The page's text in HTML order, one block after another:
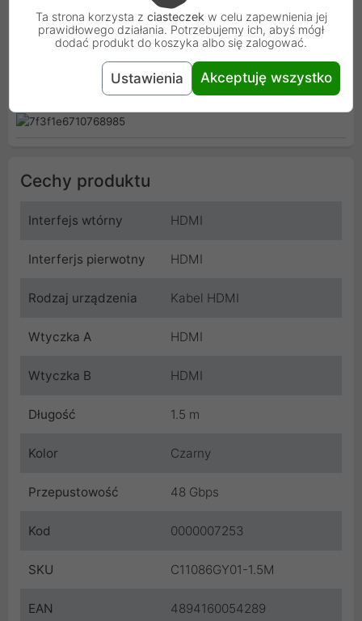
dynamiczne sceny są wyświetlane płynnie dzięki wysokiej
częstotliwości odświeżania. Dodatkowo kabel HDMI 2.1
obsługuje technologię VRR, która odpowiada za
efekcie zapomnisz o klatkowaniu czy zacinaniu się obrazu w
grach. Prawdopodobnie jest to obecnie najlepszy kabel do ps5,
Cechy produktu
Interfejs wtórny HDMI
Interferjs pierwotny HDMI
Rodzaj urządzenia Kabel HDMI
Wtyczka A HDMI
Wtyczka B HDMI
Długość 1.5 m
Kolor Czarny
Przepustowość 48 Gbps
Kod 0000007253
SKU C11086GY01-1.5M
EAN 4894160054289
Ta strona korzysta z ciasteczek w celu zapewnienia jej
prawidłowego działania. Potrzebujemy ich, abyś mógł
dodać produkt do koszyka albo się zalogować.
Ustawienia Akceptuję wszystko